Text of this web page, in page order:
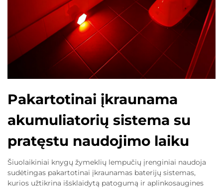
Pakartotinai įkraunama
akumuliatorių sistema su
pratęstu naudojimo laiku
Šiuolaikiniai knygų žymeklių lempučių įrenginiai naudoja
sudėtingas pakartotinai įkraunamas baterijų sistemas,
kurios užtikrina išsklaidytą patogumą ir aplinkosaugines